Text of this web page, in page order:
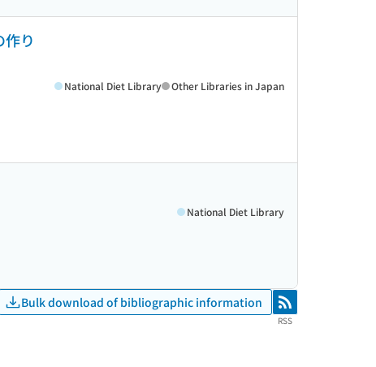
り
National Diet Library Other Libraries in Japan
National Diet Library
Bulk download of bibliographic information RSS
RSS